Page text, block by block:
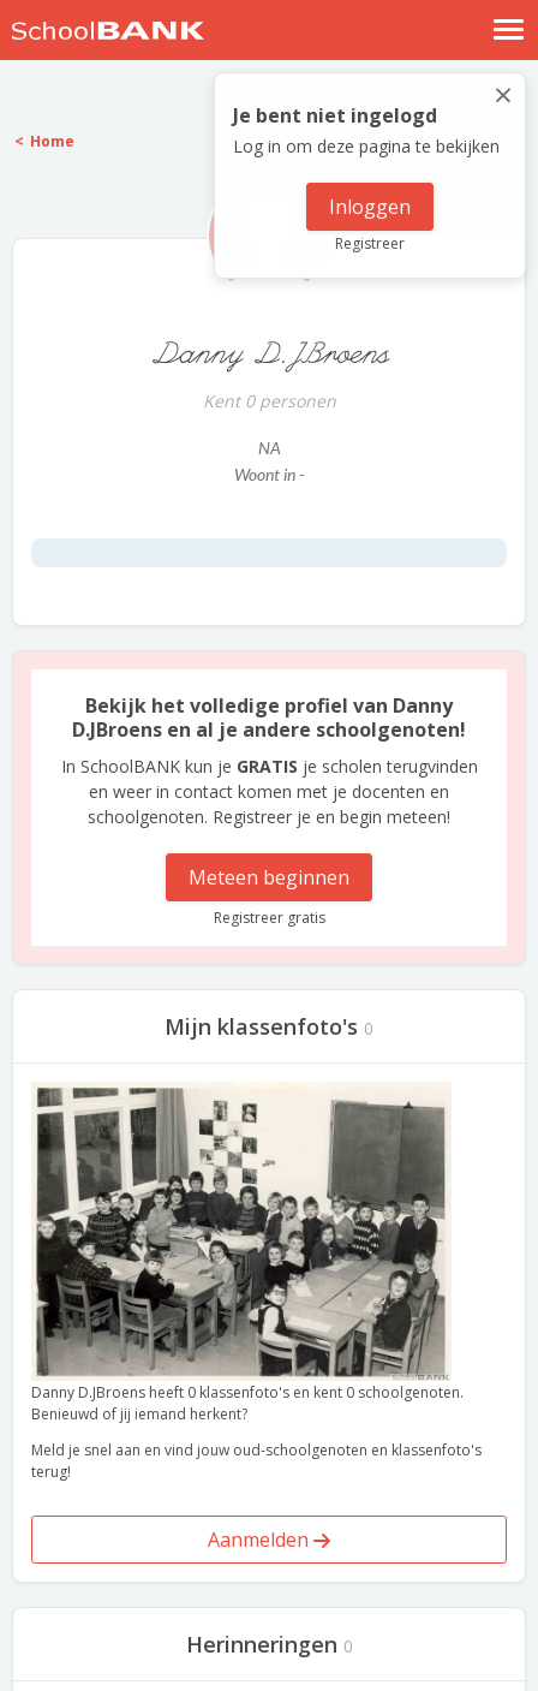
Nostalgische verhalen
Log in
Meld je gratis aan
×
Je bent niet ingelogd
Log in om deze pagina te bekijken
Inloggen
Registreer
Home
Danny D.JBroens
Kent 0 personen
NA
Woont in -
Bekijk het volledige profiel van Danny
D.JBroens en al je andere schoolgenoten!
In SchoolBANK kun je GRATIS je scholen terugvinden
en weer in contact komen met je docenten en
schoolgenoten. Registreer je en begin meteen!
Meteen beginnen
Registreer gratis
Mijn klassenfoto's 0
Danny D.JBroens heeft 0 klassenfoto's en kent 0 schoolgenoten.
Benieuwd of jij iemand herkent?
Meld je snel aan en vind jouw oud-schoolgenoten en klassenfoto's
terug!
Aanmelden
Herinneringen 0